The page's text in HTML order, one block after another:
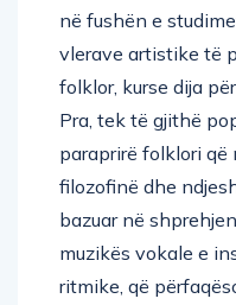
në fushën e
vlerave artistike të
folklor, kurse dija
Pra, tek të gjithë
paraprirë folklori
filozofinë dhe
bazuar në
muzikës vokale e
ritmike, që